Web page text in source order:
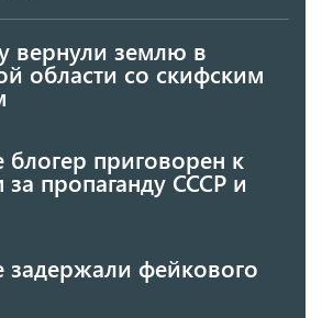
вернули землю в
области со скифским
блогер приговорен к
пропаганду СССР и
задержали фейкового